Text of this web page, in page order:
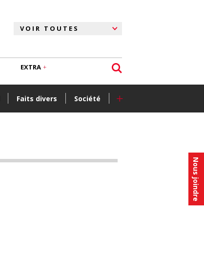
Nous joindre
Faits divers Société +
EXTRA